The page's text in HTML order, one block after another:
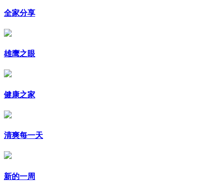
全家分享
雄鹰之眼
健康之家
清爽每一天
新的一周